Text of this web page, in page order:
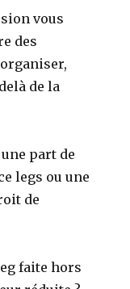
vous
des
de la
part de
legs ou une
de
faite hors